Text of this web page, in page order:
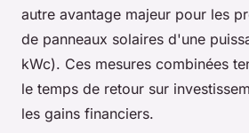
autre avantage majeur pour les
de panneaux solaires d'une
kWc). Ces mesures combinées
le temps de retour sur
les gains financiers.